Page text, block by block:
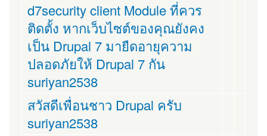
d7security client Module ที่ควร
ติดตั้ง หากเว็บไซต์ของคุณยังคง
เป็น Drupal 7 มายืดอายุความ
ปลอดภัยให้ Drupal 7 กัน
suriyan2538
สวัสดีเพื่อนชาว Drupal ครับ
suriyan2538